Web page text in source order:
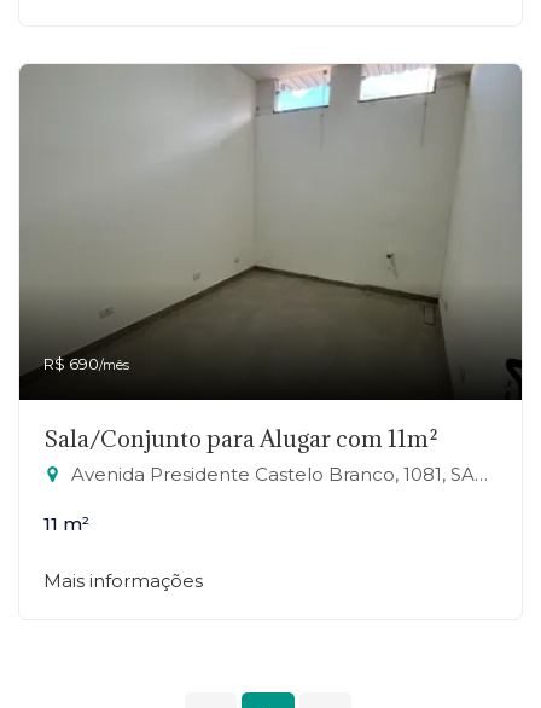
R$ 690/mês
Sala/Conjunto para Alugar com 11m²
Avenida Presidente Castelo Branco, 1081, SALA 26 - Jardim Zaira, Mauá-SP
11 m²
Mais informações